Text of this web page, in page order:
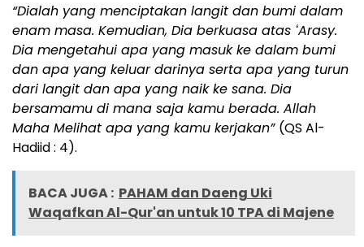
“Dialah yang menciptakan langit dan bumi dalam
enam masa. Kemudian, Dia berkuasa atas ʻArasy.
Dia mengetahui apa yang masuk ke dalam bumi
dan apa yang keluar darinya serta apa yang turun
dari langit dan apa yang naik ke sana. Dia
bersamamu di mana saja kamu berada. Allah
Maha Melihat apa yang kamu kerjakan” (QS Al-
Hadiid : 4).
BACA JUGA : PAHAM dan Daeng Uki
Waqafkan Al-Qur'an untuk 10 TPA di Majene